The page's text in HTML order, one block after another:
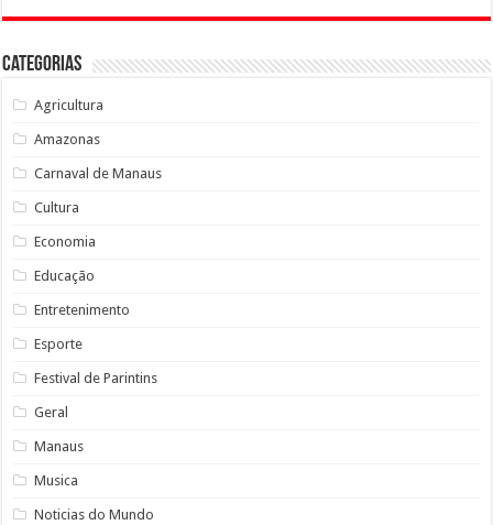
Categorias
Agricultura
Amazonas
Carnaval de Manaus
Cultura
Economia
Educação
Entretenimento
Esporte
Festival de Parintins
Geral
Manaus
Musica
Noticias do Mundo